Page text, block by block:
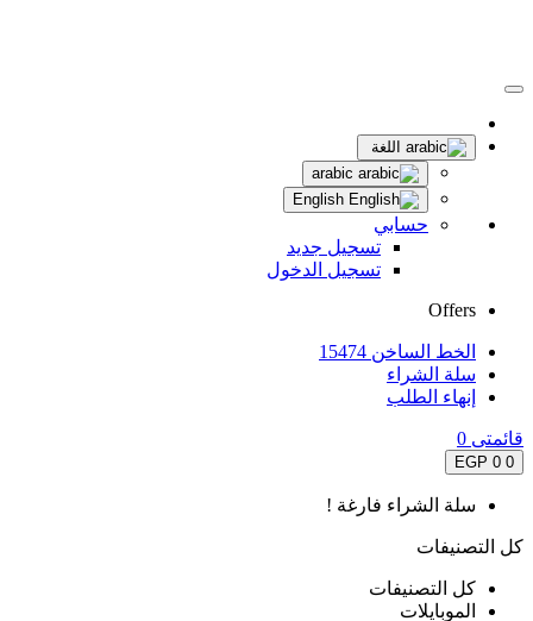
اللغة
حسابي
تسجيل جديد
تسجيل الدخول
Offers
الخط الساخن 15474
سلة الشراء
إنهاء الطلب
قائمتى 0
0
0 EGP
سلة الشراء فارغة !
كل التصنيفات
كل التصنيفات
الموبايلات